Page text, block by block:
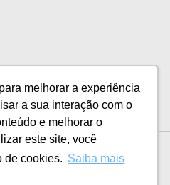
melhorar a experiência
a sua interação com o
e melhorar o
este site, você
de cookies. Saiba mais